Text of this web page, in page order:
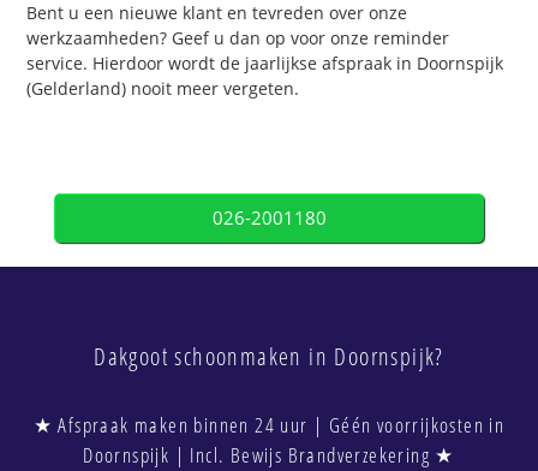
Bent u een nieuwe klant en tevreden over onze
werkzaamheden? Geef u dan op voor onze reminder
service. Hierdoor wordt de jaarlijkse afspraak in Doornspijk
(Gelderland) nooit meer vergeten.
026-2001180
Dakgoot schoonmaken in Doornspijk?
★ Afspraak maken binnen 24 uur | Géén voorrijkosten in
Doornspijk | Incl. Bewijs Brandverzekering ★